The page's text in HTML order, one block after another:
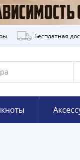
Бесплатная